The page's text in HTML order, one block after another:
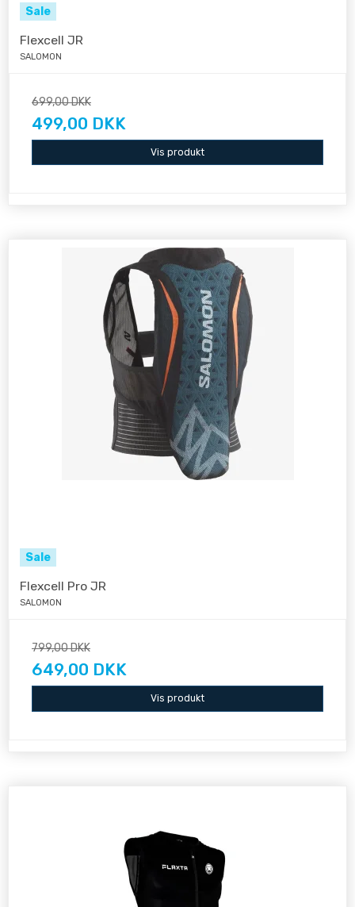
Sale
Flexcell JR
SALOMON
699,00 DKK
499,00 DKK
Vis produkt
Sale
Flexcell Pro JR
SALOMON
799,00 DKK
649,00 DKK
Vis produkt